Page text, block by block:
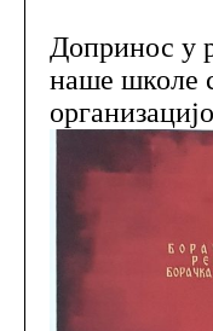
Допринос у
наше школе